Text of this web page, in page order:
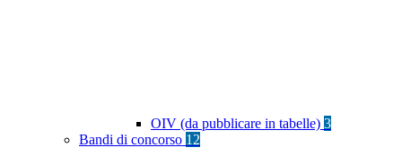
OIV (da pubblicare in tabelle) 3
Bandi di concorso 12